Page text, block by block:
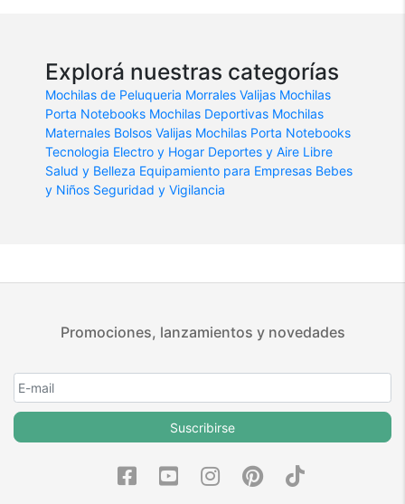
Explorá nuestras categorías
Mochilas de Peluqueria Morrales Valijas Mochilas
Porta Notebooks Mochilas Deportivas Mochilas
Maternales Bolsos Valijas Mochilas Porta Notebooks
Tecnologia Electro y Hogar Deportes y Aire Libre
Salud y Belleza Equipamiento para Empresas Bebes
y Niños Seguridad y Vigilancia
Promociones, lanzamientos y novedades
Suscribirse